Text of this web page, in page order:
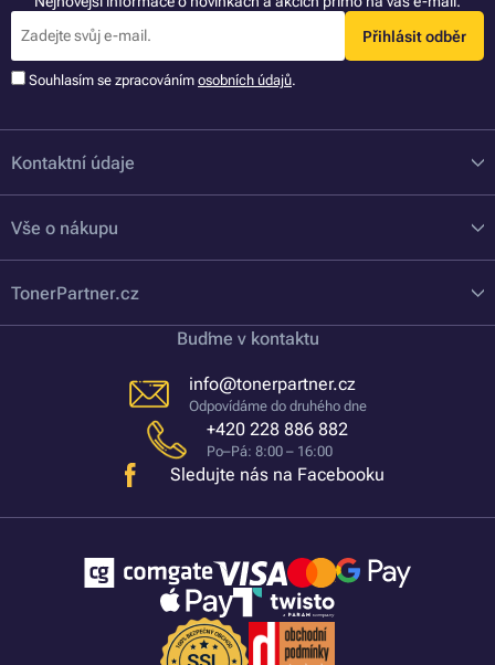
Přihlásit odběr
Souhlasím se zpracováním osobních údajů.
Kontaktní údaje
Vše o nákupu
TonerPartner.cz
Buďme v kontaktu
info@tonerpartner.cz
Odpovídáme do druhého dne
+420 228 886 882
Po–Pá: 8:00 – 16:00
Sledujte nás na Facebooku